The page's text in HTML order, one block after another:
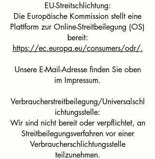
EU-Streitschlichtung:
Die Europäische Kommission stellt eine
Plattform zur Online-Streitbeilegung (OS)
bereit:
https://ec.europa.eu/consumers/odr/.
Unsere E-Mail-Adresse finden Sie oben
im Impressum.
Verbraucherstreitbeilegung/Universalschl
ichtungsstelle:
Wir sind nicht bereit oder verpflichtet, an
Streitbeilegungsverfahren vor einer
Verbraucherschlichtungsstelle
teilzunehmen.